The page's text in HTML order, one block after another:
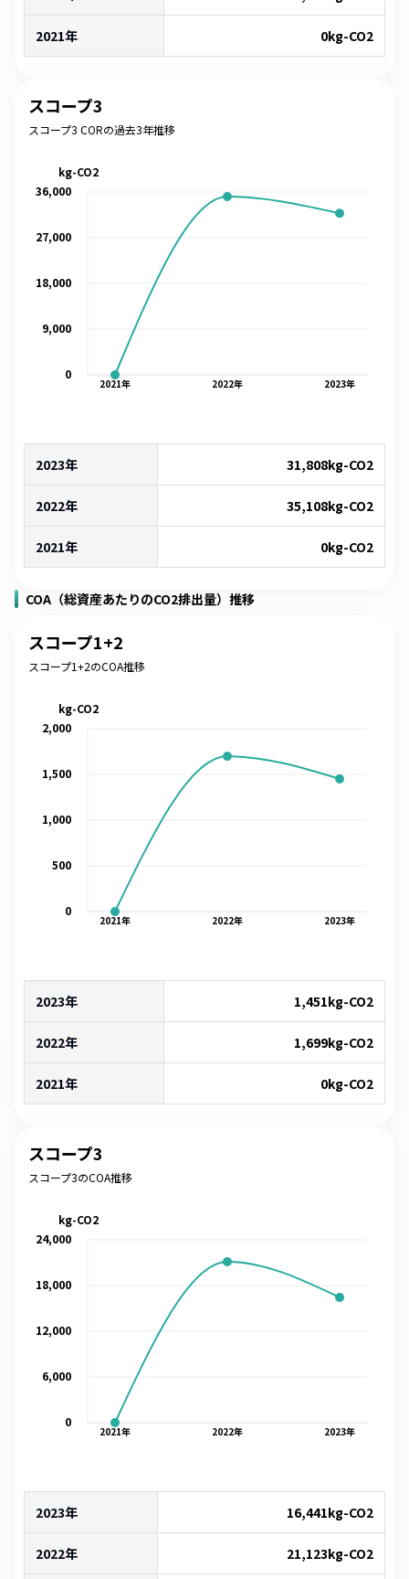
2021年 0kg-CO2
スコープ3
スコープ3 CORの過去3年推移
2021年 2022年 2023年
0
9,000
18,000
27,000
36,000
kg-CO2
2023年 31,808kg-CO2
2022年 35,108kg-CO2
2021年 0kg-CO2
COA（総資産あたりのCO2排出量）推移
スコープ1+2
スコープ1+2のCOA推移
2021年 2022年 2023年
0
500
1,000
1,500
2,000
kg-CO2
2023年 1,451kg-CO2
2022年 1,699kg-CO2
2021年 0kg-CO2
スコープ3
スコープ3のCOA推移
2021年 2022年 2023年
0
6,000
12,000
18,000
24,000
kg-CO2
2023年 16,441kg-CO2
2022年 21,123kg-CO2